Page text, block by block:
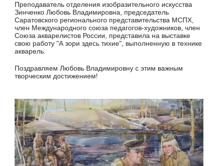
Преподаватель отделения изобразительного искусства
Зинченко Любовь Владимировна, председатель
Саратовского регионального представительства МСПХ,
член Международного союза педагогов-художников, член
Союза акварелистов России, представила на выставке
свою работу "А зори здесь тихие", выполненную в технике
акварель.
Поздравляем Любовь Владимировну с этим важным
творческим достижением!